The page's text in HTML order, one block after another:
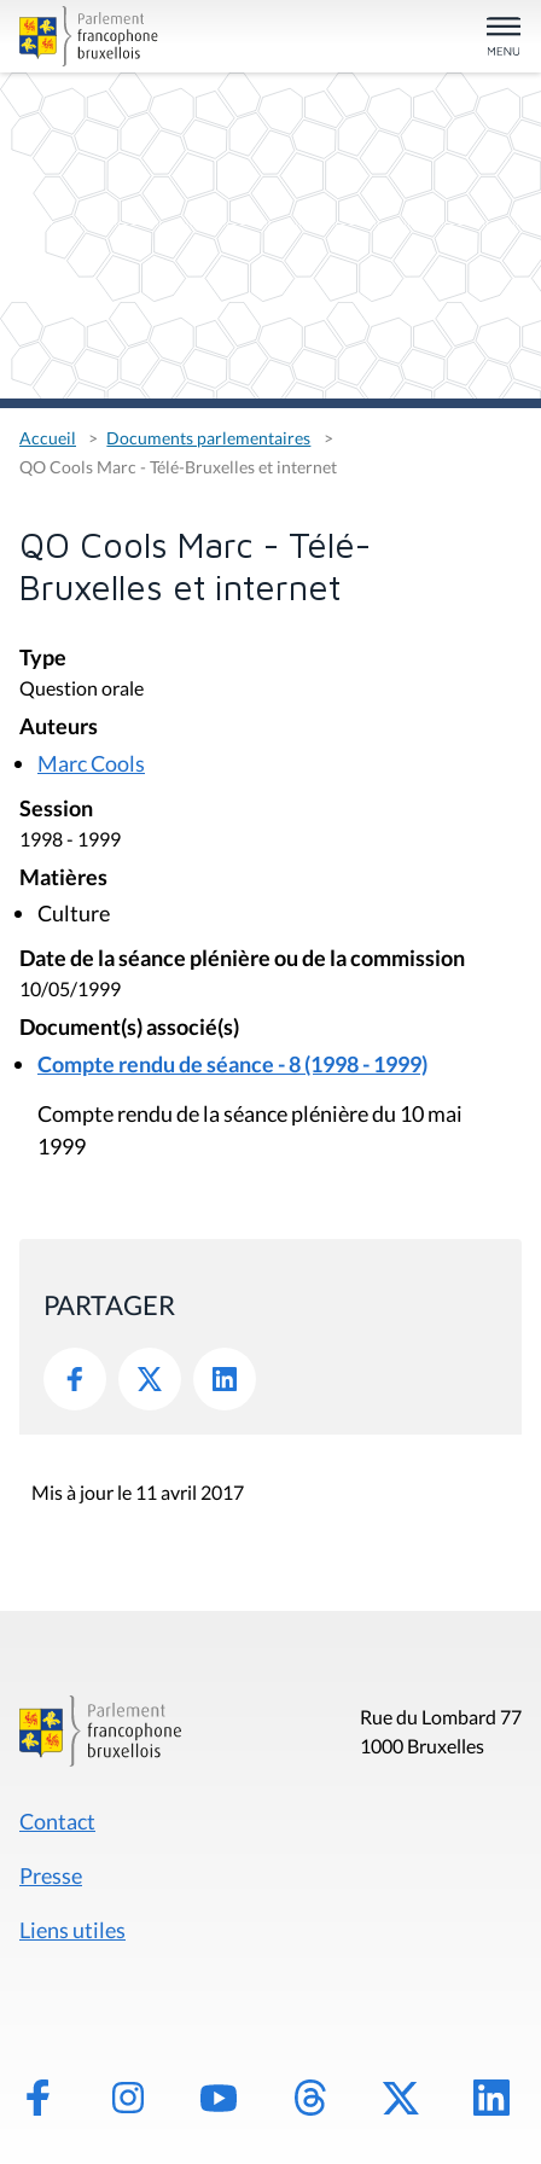
Accueil
Documents parlementaires
QO Cools Marc - Télé-Bruxelles et internet
QO Cools Marc - Télé-
Bruxelles et internet
Type
Question orale
Auteurs
Marc Cools
Session
1998 - 1999
Matières
Culture
Date de la séance plénière ou de la commission
10/05/1999
Document(s) associé(s)
Compte rendu de séance - 8 (1998 - 1999)
Compte rendu de la séance plénière du 10 mai
1999
PARTAGER
Mis à jour le 11 avril 2017
Rue du Lombard 77
1000 Bruxelles
Contact
Presse
Liens utiles